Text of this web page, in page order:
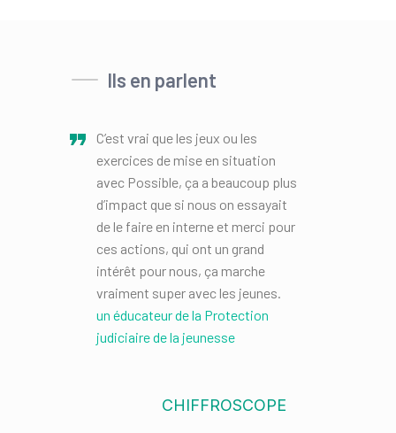
Ils en parlent
C’est vrai que les jeux ou les
exercices de mise en situation
avec Possible, ça a beaucoup plus
d’impact que si nous on essayait
de le faire en interne et merci pour
ces actions, qui ont un grand
intérêt pour nous, ça marche
vraiment super avec les jeunes.
un éducateur de la Protection
judiciaire de la jeunesse
CHIFFROSCOPE